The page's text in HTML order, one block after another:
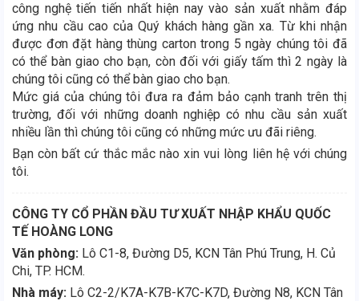
công nghệ tiến tiến nhất hiện nay vào sản xuất nhằm đáp
ứng nhu cầu cao của Quý khách hàng gần xa. Từ khi nhận
được đơn đặt hàng thùng carton trong 5 ngày chúng tôi đã
có thể bàn giao cho bạn, còn đối với giấy tấm thì 2 ngày là
chúng tôi cũng có thể bàn giao cho bạn.
Mức giá của chúng tôi đưa ra đảm bảo cạnh tranh trên thị
trường, đối với những doanh nghiệp có nhu cầu sản xuất
nhiều lần thì chúng tôi cũng có những mức ưu đãi riêng.
Bạn còn bất cứ thắc mắc nào xin vui lòng liên hệ với chúng
tôi.
CÔNG TY CỔ PHẦN ĐẦU TƯ XUẤT NHẬP KHẨU QUỐC
TẾ HOÀNG LONG
Văn phòng: Lô C1-8, Đường D5, KCN Tân Phú Trung, H. Củ
Chi, TP. HCM.
Nhà máy: Lô C2-2/K7A-K7B-K7C-K7D, Đường N8, KCN Tân